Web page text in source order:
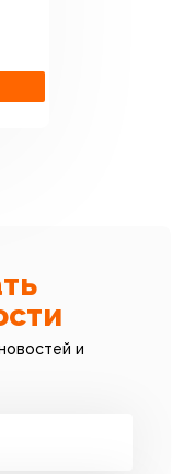
и